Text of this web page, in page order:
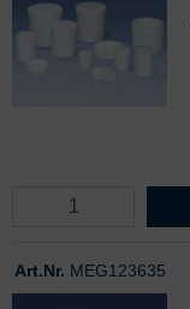
Art.Nr. MEG123635